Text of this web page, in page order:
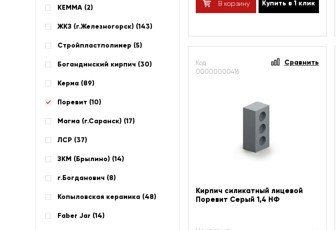
КЕММА (2)
ЖКЗ (г.Железногорск) (143)
Стройпластполимер (5)
Богандинский кирпич (30)
Керма (89)
Поревит (10)
Магма (г.Саранск) (17)
ЛСР (37)
ЗКМ (Брылино) (14)
г.Богданович (8)
Копыловская керамика (48)
Faber Jar (14)
В корзину Купить в 1 клик
Код:
00000000416
Сравнить
Кирпич силикатный лицевой
Поревит Серый 1,4 НФ